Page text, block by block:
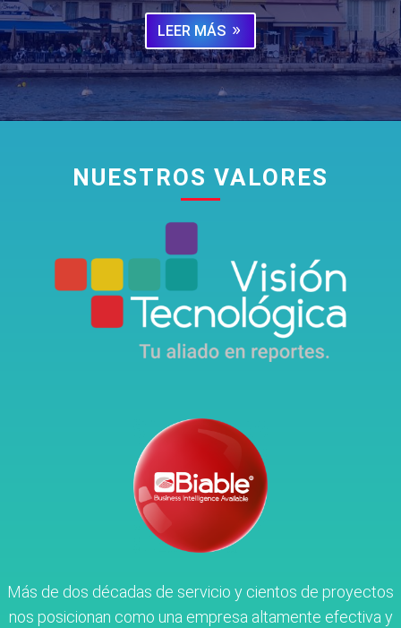
LEER MÁS
NUESTROS VALORES
Más de dos décadas de servicio y cientos de proyectos
nos posicionan como una empresa altamente efectiva y